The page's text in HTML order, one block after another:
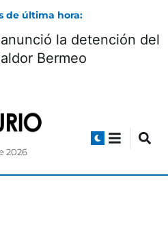
de última hora:
la detención del
Bermeo
2026